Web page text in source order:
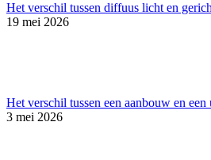
Het verschil tussen diffuus licht en
19 mei 2026
Het verschil tussen een aanbouw en
3 mei 2026